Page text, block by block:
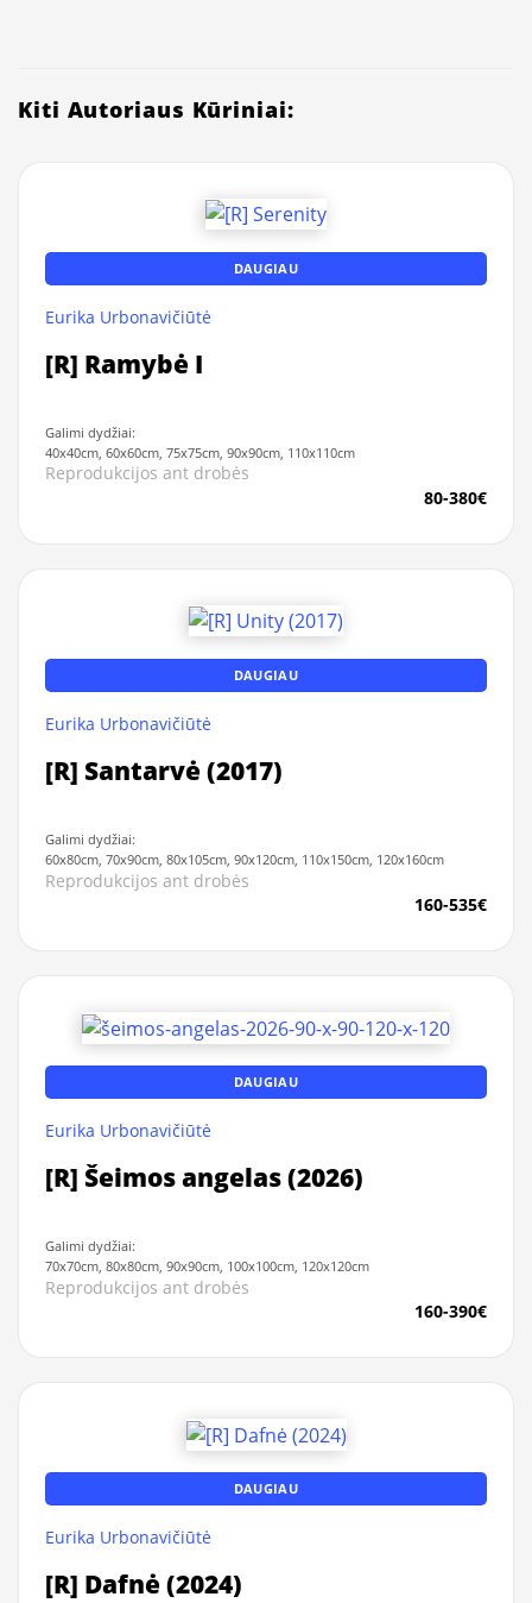
Kiti Autoriaus Kūriniai:
DAUGIAU
Eurika Urbonavičiūtė
[R] Ramybė I
Galimi dydžiai:
40x40cm, 60x60cm, 75x75cm, 90x90cm, 110x110cm
Reprodukcijos ant drobės
80-380€
DAUGIAU
Eurika Urbonavičiūtė
[R] Santarvė (2017)
Galimi dydžiai:
60x80cm, 70x90cm, 80x105cm, 90x120cm, 110x150cm, 120x160cm
Reprodukcijos ant drobės
160-535€
DAUGIAU
Eurika Urbonavičiūtė
[R] Šeimos angelas (2026)
Galimi dydžiai:
70x70cm, 80x80cm, 90x90cm, 100x100cm, 120x120cm
Reprodukcijos ant drobės
160-390€
DAUGIAU
Eurika Urbonavičiūtė
[R] Dafnė (2024)